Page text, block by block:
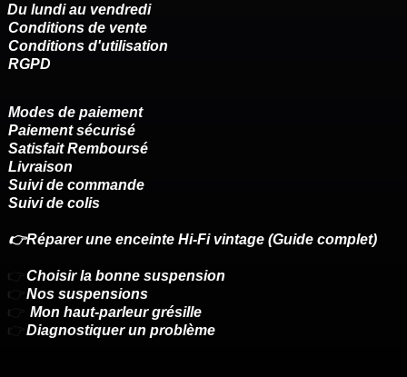
Du lundi au vendredi
Conditions de vente
Conditions d'utilisation
RGPD
Modes de paiement
Paiement sécurisé
Satisfait Remboursé
Livraison
Suivi de commande
Suivi de colis
👉Réparer une enceinte Hi-Fi vintage (Guide complet)
👉 Choisir la bonne suspension
👉 Nos suspensions
👉 Mon haut-parleur grésille
👉 Diagnostiquer un problème